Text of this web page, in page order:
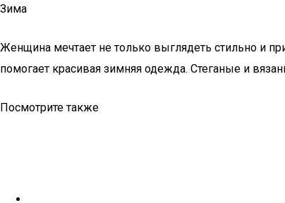
Зима
Женщина мечтает не только выглядеть стильно и
помогает красивая зимняя одежда. Стеганые и
Посмотрите также